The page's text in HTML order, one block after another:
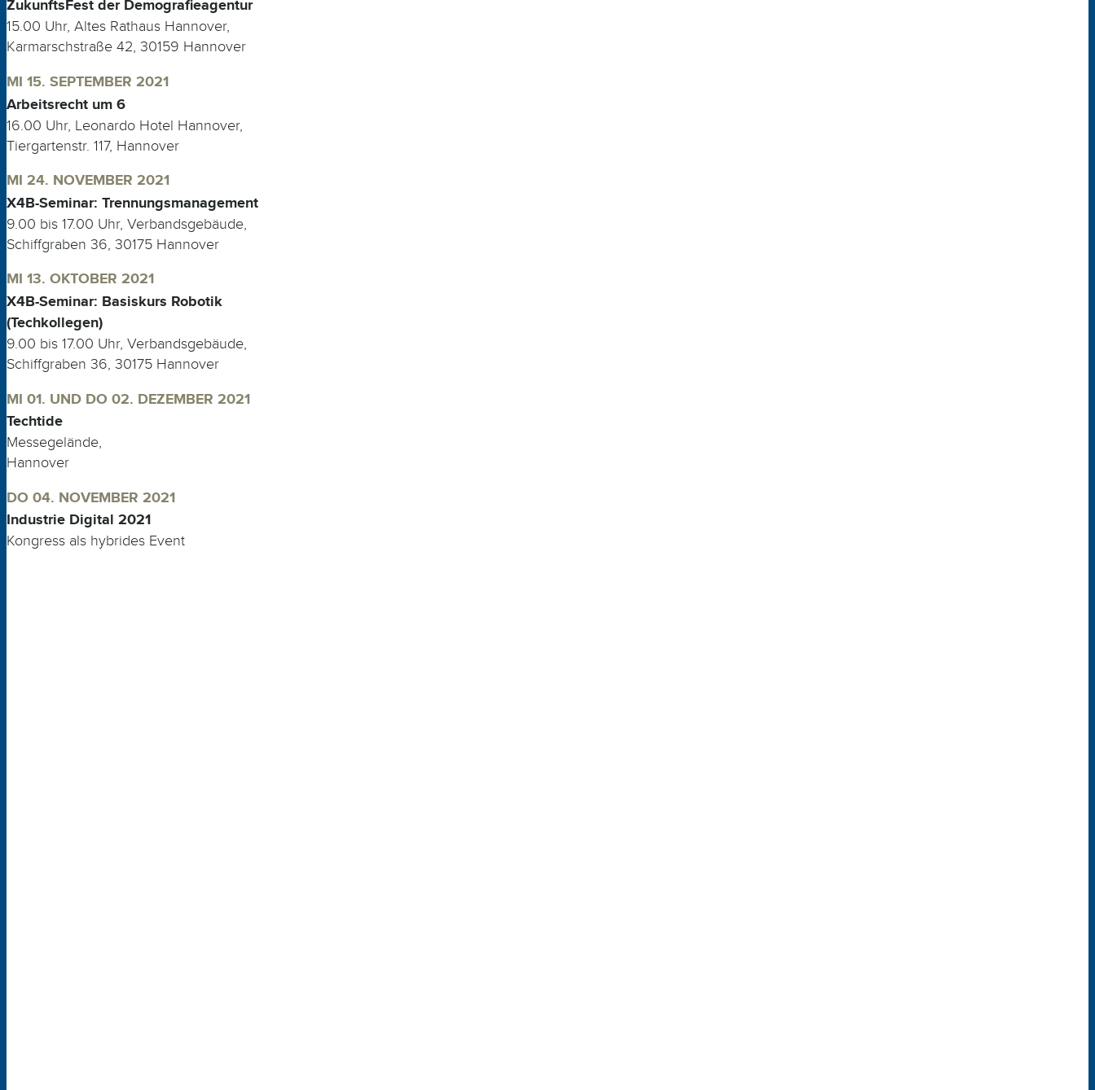
ZukunftsFest der Demografieagentur
15.00 Uhr, Altes Rathaus Hannover,
Karmarschstraße 42, 30159 Hannover
MI 15. SEPTEMBER 2021
Arbeitsrecht um 6
16.00 Uhr, Leonardo Hotel Hannover,
Tiergartenstr. 117, Hannover
MI 24. NOVEMBER 2021
X4B-Seminar: Trennungsmanagement
9.00 bis 17.00 Uhr, Verbandsgebäude,
Schiffgraben 36, 30175 Hannover
MI 13. OKTOBER 2021
X4B-Seminar: Basiskurs Robotik
(Techkollegen)
9.00 bis 17.00 Uhr, Verbandsgebäude,
Schiffgraben 36, 30175 Hannover
MI 01. UND DO 02. DEZEMBER 2021
Techtide
Messegelände,
Hannover
DO 04. NOVEMBER 2021
Industrie Digital 2021
Kongress als hybrides Event